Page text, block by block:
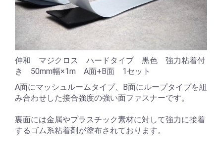
伸和 マジクロス ハードタイプ 黒色 強力粘着付
き 50mm幅×1m A面+B面 1セット
A面にマッシュルームタイプ、B面にループタイプを組
み合わせした接合強度の強い面ファスナーです。
裏面には金属やプラスチック素材に対して強力に接着
するゴム系粘着剤が塗布されております。